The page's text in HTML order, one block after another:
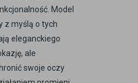
Model
z myślą o tych
eleganckiego
ale
swoje oczy